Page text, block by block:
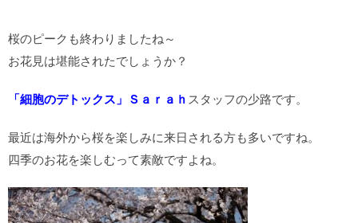
桜のピークも終わりましたね～
お花見は堪能されたでしょうか？
「細胞のデトックス」Ｓａｒａｈ スタッフの少路です。
最近は海外から桜を楽しみに来日される方も多いですね。
四季のお花を楽しむって素敵ですよね。